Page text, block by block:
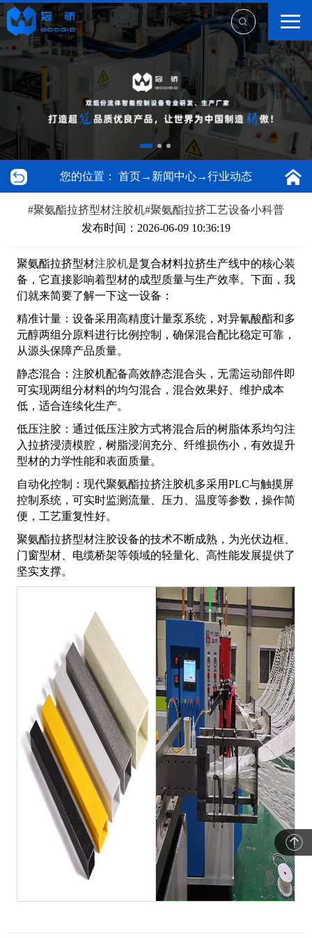
您的位置： 首页→ 新闻中心→行业动态
#聚氨酯拉挤型材注胶机#聚氨酯拉挤工艺设备小科普
发布时间：2026-06-09 10:36:19
聚氨酯拉挤型材注胶机是复合材料拉挤生产线中的核心装
备，它直接影响着型材的成型质量与生产效率。下面，我
们就来简要了解一下这一设备：
精准计量：设备采用高精度计量泵系统，对异氰酸酯和多
元醇两组分原料进行比例控制，确保混合配比稳定可靠，
从源头保障产品质量。
静态混合：注胶机配备高效静态混合头，无需运动部件即
可实现两组分材料的均匀混合，混合效果好、维护成本
低，适合连续化生产。
低压注胶：通过低压注胶方式将混合后的树脂体系均匀注
入拉挤浸渍模腔，树脂浸润充分、纤维损伤小，有效提升
型材的力学性能和表面质量。
自动化控制：现代聚氨酯拉挤注胶机多采用PLC与触摸屏
控制系统，可实时监测流量、压力、温度等参数，操作简
便，工艺重复性好。
聚氨酯拉挤型材注胶设备的技术不断成熟，为光伏边框、
门窗型材、电缆桥架等领域的轻量化、高性能发展提供了
坚实支撑。